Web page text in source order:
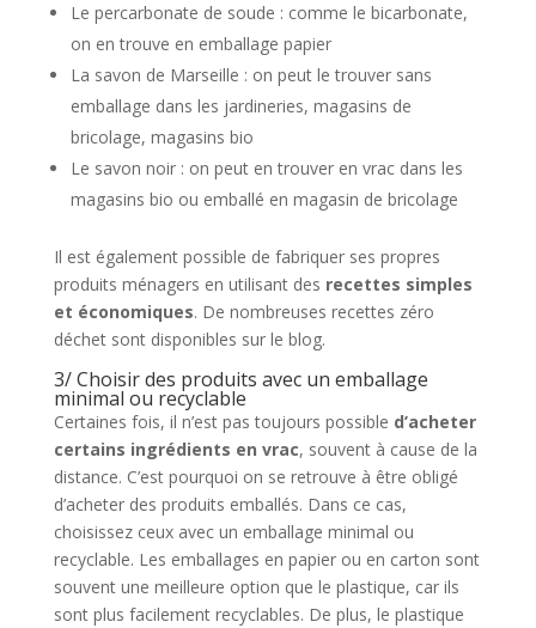
Le percarbonate de soude : comme le bicarbonate,
on en trouve en emballage papier
La savon de Marseille : on peut le trouver sans
emballage dans les jardineries, magasins de
bricolage, magasins bio
Le savon noir : on peut en trouver en vrac dans les
magasins bio ou emballé en magasin de bricolage
Il est également possible de fabriquer ses propres
produits ménagers en utilisant des recettes simples
et économiques. De nombreuses recettes zéro
déchet sont disponibles sur le blog.
3/ Choisir des produits avec un emballage
minimal ou recyclable
Certaines fois, il n’est pas toujours possible d’acheter
certains ingrédients en vrac, souvent à cause de la
distance. C’est pourquoi on se retrouve à être obligé
d’acheter des produits emballés. Dans ce cas,
choisissez ceux avec un emballage minimal ou
recyclable. Les emballages en papier ou en carton sont
souvent une meilleure option que le plastique, car ils
sont plus facilement recyclables. De plus, le plastique